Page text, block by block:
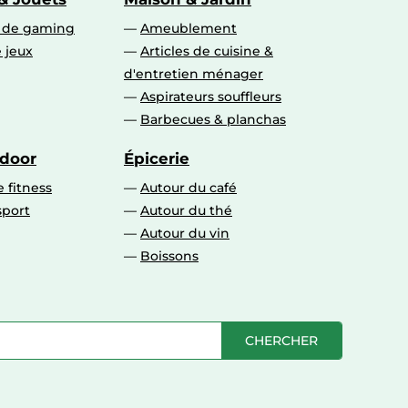
de gaming
jeux
Ameublement
Articles de cuisine &
d'entretien ménager
Aspirateurs souffleurs
Barbecues & planchas
fitness
Épicerie
Autour du café
Autour du thé
Autour du vin
Boissons
CHERCHER